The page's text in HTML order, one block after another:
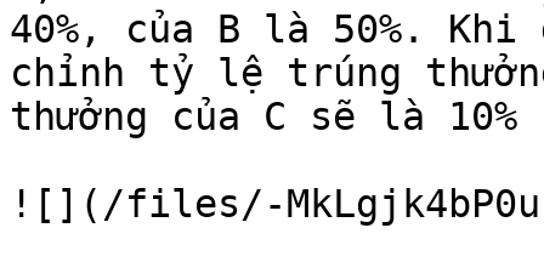
40%, của B là 50%.
chỉnh tỷ lệ trúng
thưởng của C sẽ là 10%
![](/files/-